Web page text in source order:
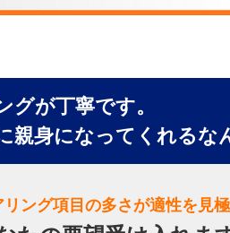
グが丁寧です。
親身になってくれるな
リング項目の多さが適性を見